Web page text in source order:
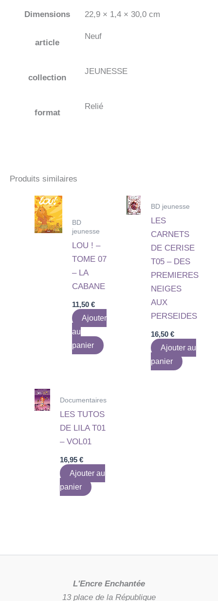
Dimensions 22,9 × 1,4 × 30,0 cm
article
Neuf
collection
JEUNESSE
format
Relié
Produits similaires
BD
jeunesse
LOU ! –
TOME 07
– LA
CABANE
11,50€
Ajouter
au
panier
BD jeunesse
LES
CARNETS
DE CERISE
T05 – DES
PREMIERES
NEIGES
AUX
PERSEIDES
16,50 €
Ajouter au
panier
Documentaires
LES TUTOS
DE LILA T01
– VOL01
16,95€
Ajouter au
panier
L'Encre Enchantée
13 place de la République